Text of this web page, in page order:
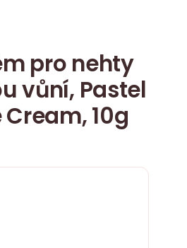
pro nehty
vůní, Pastel
10g